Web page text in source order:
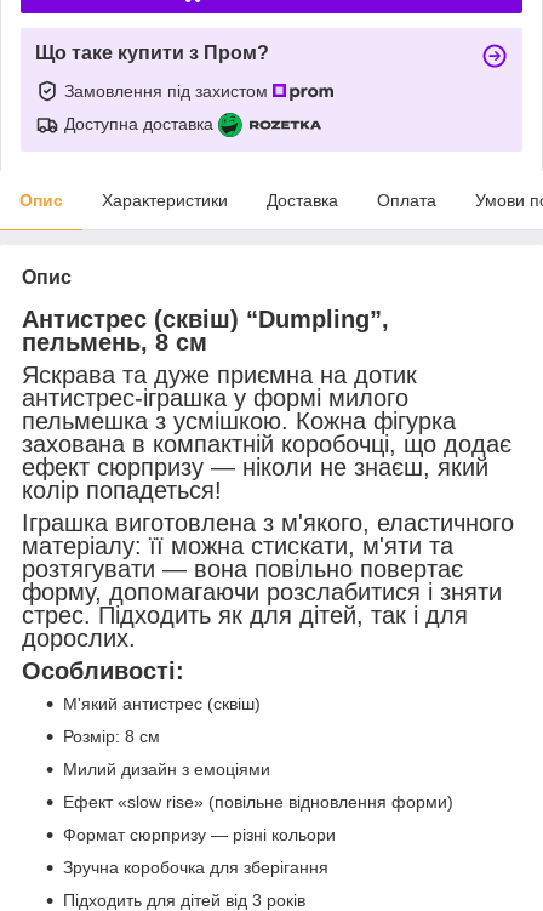
Що таке купити з Пром?
Замовлення під захистом
Доступна доставка
Опис Характеристики Доставка Оплата Умови
Опис
Антистрес (сквіш) “Dumpling”,
пельмень, 8 см
Яскрава та дуже приємна на дотик
антистрес-іграшка у формі милого
пельмешка з усмішкою. Кожна фігурка
захована в компактній коробочці, що додає
ефект сюрпризу — ніколи не знаєш, який
колір попадеться!
Іграшка виготовлена з м'якого, еластичного
матеріалу: її можна стискати, м'яти та
розтягувати — вона повільно повертає
форму, допомагаючи розслабитися і зняти
стрес. Підходить як для дітей, так і для
дорослих.
Особливості:
М'який антистрес (сквіш)
Розмір: 8 см
Милий дизайн з емоціями
Ефект «slow rise» (повільне відновлення форми)
Формат сюрпризу — різні кольори
Зручна коробочка для зберігання
Підходить для дітей від 3 років